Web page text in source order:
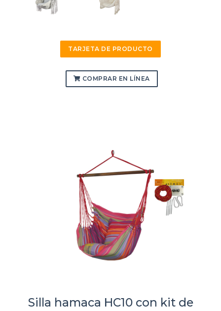
TARJETA DE PRODUCTO
COMPRAR EN LÍNEA
Silla hamaca HC10 con kit de